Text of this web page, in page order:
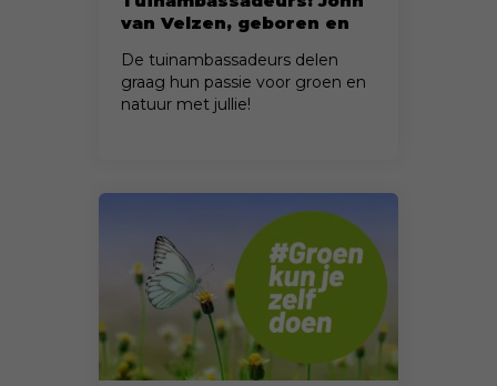
van Velzen, geboren en
De tuinambassadeurs delen
graag hun passie voor groen en
natuur met jullie!